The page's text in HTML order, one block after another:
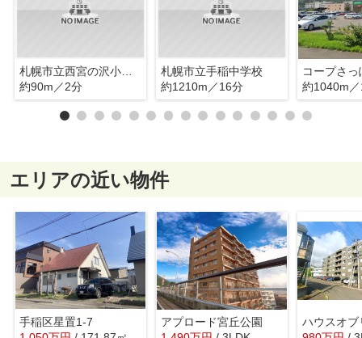
札幌市立西宮の沢小学校
約90m／2分
札幌市立手稲中学校
約1210m／16分
約1040m
エリアの近い物件
手稲区星置1-7
アプロード宮丘公園
ハウスオブ